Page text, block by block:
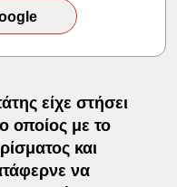
είχε στήσει
ο οποίος με το
και
να